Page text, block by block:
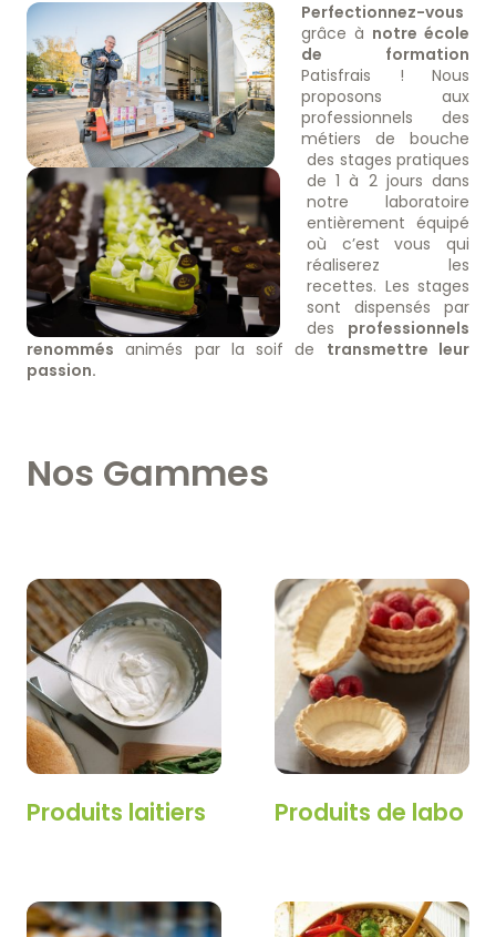
Perfectionnez-vous
grâce à notre école
de formation
Patisfrais ! Nous
proposons aux
professionnels des
métiers de bouche
des stages pratiques
de 1 à 2 jours dans
notre laboratoire
entièrement équipé
où c’est vous qui
réaliserez les
recettes. Les stages
sont dispensés par
des professionnels
renommés animés par la soif de transmettre leur
passion.
Nos Gammes
Produits laitiers Produits de labo